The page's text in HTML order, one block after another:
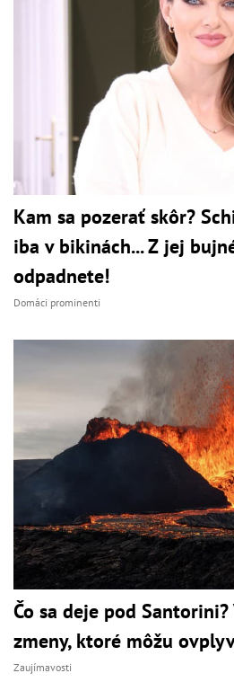
Kam sa pozerať skôr?
iba v bikinách... Z jej
odpadnete!
Domáci prominenti
Čo sa deje pod
zmeny, ktoré môžu
Zaujímavosti